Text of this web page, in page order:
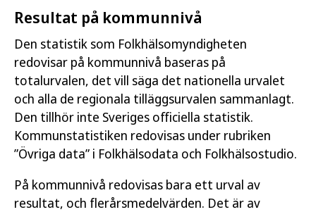
Resultat på kommunnivå
Den statistik som Folkhälsomyndigheten
redovisar på kommunnivå baseras på
totalurvalen, det vill säga det nationella urvalet
och alla de regionala tilläggsurvalen sammanlagt.
Den tillhör inte Sveriges officiella statistik.
Kommunstatistiken redovisas under rubriken
”Övriga data” i Folkhälsodata och Folkhälsostudio.
På kommunnivå redovisas bara ett urval av
resultat, och flerårsmedelvärden. Det är av